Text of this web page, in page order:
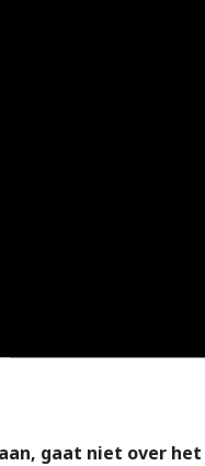
gaat niet over